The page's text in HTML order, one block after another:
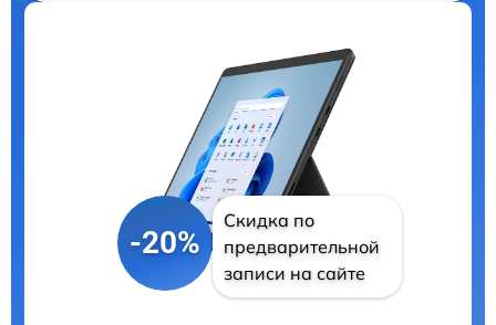
-20%
Скидка по
предварительной
записи на сайте